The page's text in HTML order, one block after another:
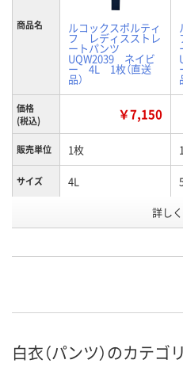
商品名 ルコックスポルティ
フ レディスストレ
ートパンツ
UQW2039 ネイビ
ー 4L 1枚（直送
品）
価格
(税込)
￥7,150
販売単位 1枚
サイズ 4L
カゴへ
詳し
白衣（パンツ）のカテゴ